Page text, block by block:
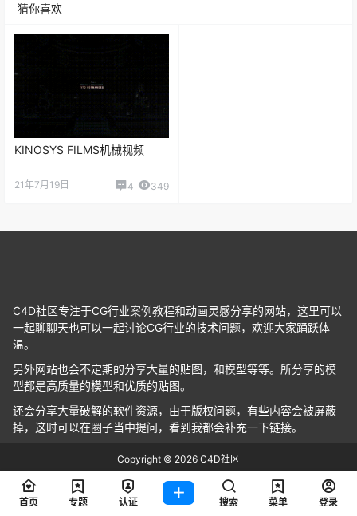
猜你喜欢
KINOSYS FILMS机械视频
21年7月19日 4 349
C4D社区专注于CG行业案例教程和动画灵感分享的网站，这里可以
一起聊聊天也可以一起讨论CG行业的技术问题，欢迎大家踊跃体
温。
另外网站也会不定期的分享大量的贴图，和模型等等。所分享的模
型都是高质量的模型和优质的贴图。
还会分享大量破解的软件资源，由于版权问题，有些内容会被屏蔽
掉，这时可以在圈子当中提问，看到我都会补充一下链接。
Copyright © 2026 C4D社区
查询 24 次，耗时 0.0968 秒
首页
专题 认证 搜索 菜单 登录